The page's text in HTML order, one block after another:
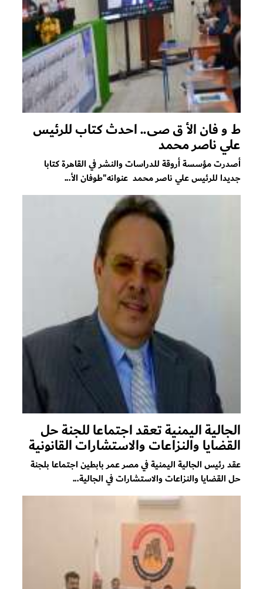
ط و فان الأ ق صى.. احدث كتاب للرئيس
علي ناصر محمد
أصدرت مؤسسة أروقة للدراسات والنشر في القاهرة كتابا
جديدا للرئيس علي ناصر محمد عنوانه"طوفان الأ...
الجالية اليمنية تعقد اجتماعا للجنة حل
القضايا والنزاعات والاستشارات القانونية
عقد رئيس الجالية اليمنية في مصر عمر بابطين اجتماعا بلجنة
حل القضايا والنزاعات والاستشارات في الجالية...